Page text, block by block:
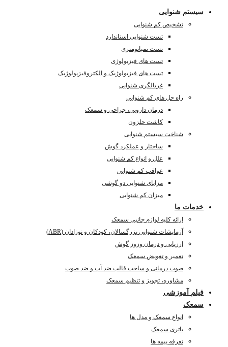
سیستم شنوایی
تشخیص کم شنوایی
تست شنوایی استاندارد
تست تمپانومتری
تست های فیزیولوژی
تست های فیزیولوژیک و الکتروفیزیولوژیک
غربالگری شنوایی
راه حل های کم شنوایی
درمان دارویی، جراحی و سمعک
کاشت حلزون
شناخت سیستم شنوایی
ساختار و عملکرد گوش
علل و انواع کم شنوایی
عواقب کم شنوایی
مزایای شنوایی دو گوشی
میزان کم شنوایی
خدمات ما
ارائه کلیه لوازم جانبی سمعک
آزمایشات شنوایی بزرگسالان، کودکان و نوزادان (ABR)
ارزیابی و درمان وزوز گوش
تعمیر و تعویض سمعک
صوت درمانی و ساخت قالب ضد آب و ضد صوت
مشاوره، تجویز و تنظیم سمعک
فیلم آموزشی
سمعک
انواع سمعک و مدل ها
باتری سمعک
تعرفه بیمه ها